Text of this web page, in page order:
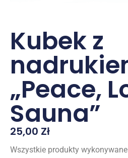
Kubek z
„Peace,
Sauna”
25,00 Zł
Wszystkie produkty